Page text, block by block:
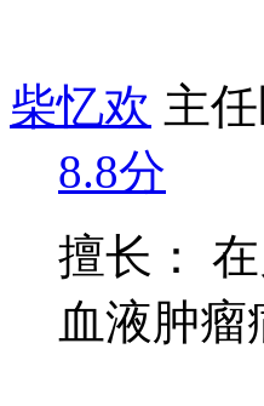
柴忆欢 主
8.8分
擅长：
血液肿瘤